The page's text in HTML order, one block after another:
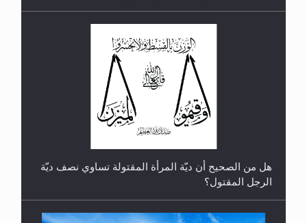
رأيٌ في لغة المسيح الموعود عليه السلام.. 4...
هل من الصحيح أن ديّة المرأة المقتولة تساوي نصف ديّة
الرجل المقتول؟